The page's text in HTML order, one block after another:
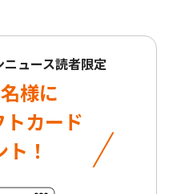
ニュース読者限定
様に
カード
！